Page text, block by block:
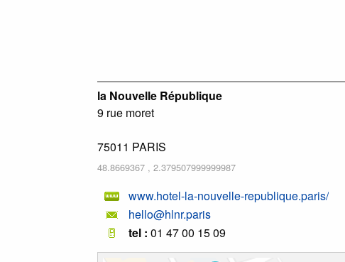
la Nouvelle République
9 rue moret
75011 PARIS
48.8669367 , 2.379507999999987
www.hotel-la-nouvelle-republique.paris/
hello@hlnr.paris
tel : 01 47 00 15 09